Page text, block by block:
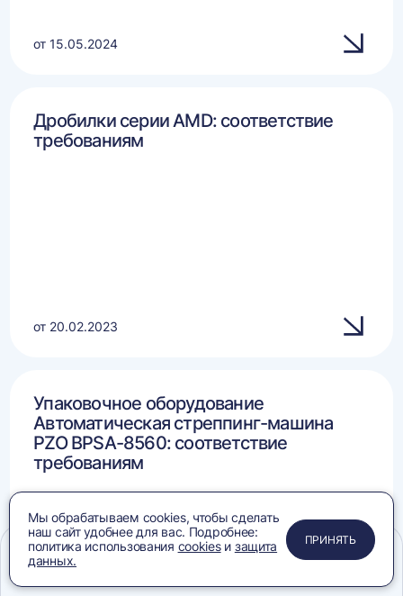
от 15.05.2024
Дробилки серии AMD: соответствие
требованиям
от 20.02.2023
Упаковочное оборудование
Автоматическая стреппинг-машина
PZO BPSA-8560: соответствие
требованиям
ПРИМЕНИТЬ
ЗАКРЫТЬ
ЗАКРЫТЬ
ЗАКРЫТЬ
Мы обрабатываем cookies, чтобы сделать
наш сайт удобнее для вас. Подробнее:
политика использования cookiesи защита
данных.
ПРИНЯТЬ